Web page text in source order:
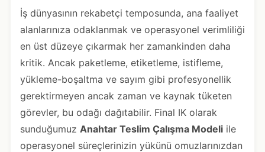
İş dünyasının rekabetçi temposunda, ana faaliyet
alanlarınıza odaklanmak ve operasyonel verimliliği
en üst düzeye çıkarmak her zamankinden daha
kritik. Ancak paketleme, etiketleme, istifleme,
yükleme-boşaltma ve sayım gibi profesyonellik
gerektirmeyen ancak zaman ve kaynak tüketen
görevler, bu odağı dağıtabilir. Final IK olarak
sunduğumuz Anahtar Teslim Çalışma Modeli ile
operasyonel süreçlerinizin yükünü omuzlarınızdan